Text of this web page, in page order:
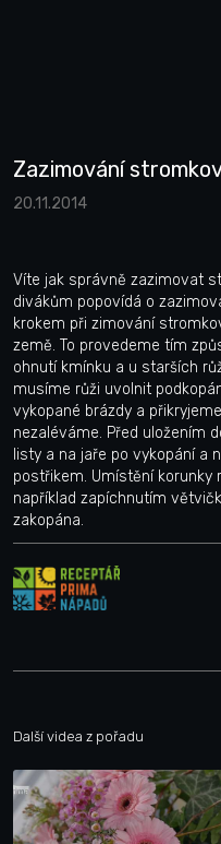
Zazimování
20.11.2014
Víte jak správně zazimovat
divákům popovídá o
krokem při zimování
země. To provedeme tím
ohnutí kmínku a u starších
musíme růži uvolnit
vykopané brázdy a
nezaléváme. Před uložením
listy a na jaře po vykopání a
postřikem. Umístění
například zapíchnutím
zakopána.
Další videa z pořadu